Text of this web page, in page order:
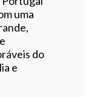
uma
do
e